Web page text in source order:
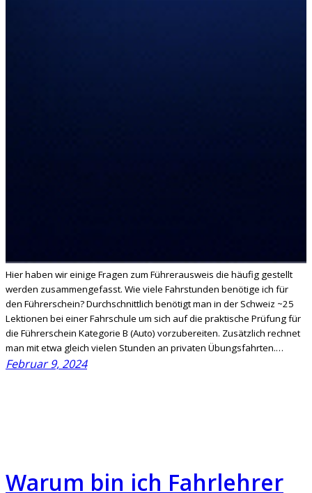
Hier haben wir einige Fragen zum Führerausweis die häufig gestellt
werden zusammengefasst. Wie viele Fahrstunden benötige ich für
den Führerschein? Durchschnittlich benötigt man in der Schweiz ~25
Lektionen bei einer Fahrschule um sich auf die praktische Prüfung für
die Führerschein Kategorie B (Auto) vorzubereiten. Zusätzlich rechnet
man mit etwa gleich vielen Stunden an privaten Übungsfahrten.…
Februar 9, 2024
Warum bin ich Fahrlehrer